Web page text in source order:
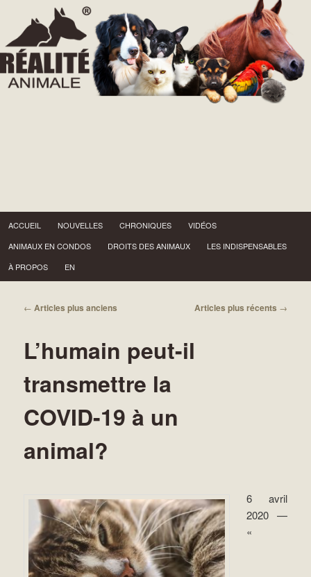
Menu principal
Aller au contenu principal
Aller au contenu secondaire
ACCUEIL NOUVELLES CHRONIQUES
VIDÉOS
ANIMAUX EN CONDOS
DROITS DES ANIMAUX
LES INDISPENSABLES
À PROPOS
EN
Navigation des articles
← Articles plus anciens Articles plus récents →
L’humain peut-il
transmettre la
COVID-19 à un
animal?
6 avril
2020 —
«